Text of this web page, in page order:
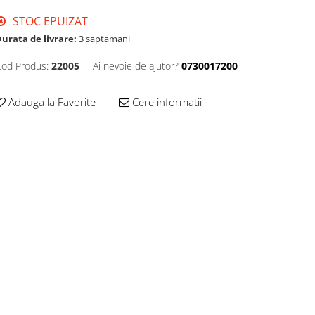
STOC EPUIZAT
de livrare: 3 saptamani
Produs: 22005 Ai nevoie de ajutor? 0730017200
Adauga la Favorite Cere informatii